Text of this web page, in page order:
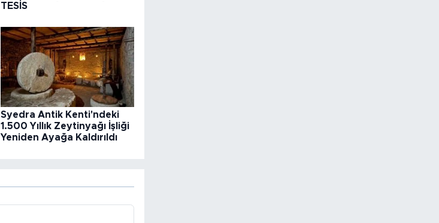
TESİS
Syedra Antik Kenti'ndeki
1.500 Yıllık Zeytinyağı İşliği
Yeniden Ayağa Kaldırıldı